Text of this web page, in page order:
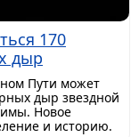
170
дыр
Пути может
дыр звездной
Новое
и историю.